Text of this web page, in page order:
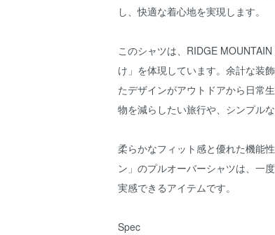
し、快適な着心地を実現します。
このシャツは、RIDGE
け」を体現しています。余計な装
たデザインがアウトドアから日常
物を減らしたい旅行や、シンプル
柔らかなフィット感と優れた機能
ン」のプルオーバーシャツは、一
実感できるアイテムです。
Spec